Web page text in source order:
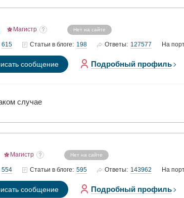
Магистр Нет на сайте
615 Статьи в блоге: 198 Ответы: 127577 На
сообщение Подробный профиль
случае
Магистр Нет на сайте
554 Статьи в блоге: 595 Ответы: 143962 На
сообщение Подробный профиль